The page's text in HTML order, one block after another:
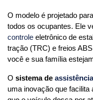
O modelo é projetado
todos os ocupantes. Ele
controle eletrônico de
tração (TRC) e freios
você e sua família
O sistema de
uma inovação que